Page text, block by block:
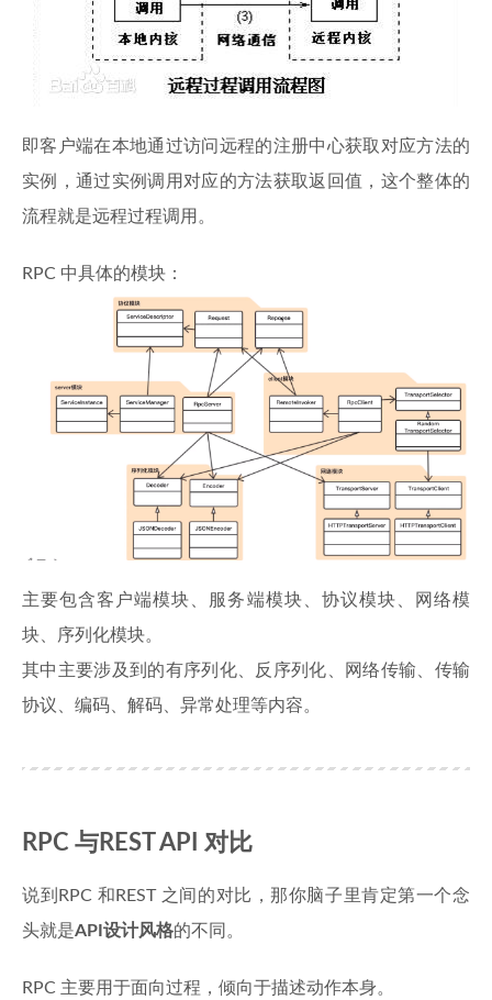
即客户端在本地通过访问远程的注册中心获取对应方法的
实例，通过实例调用对应的方法获取返回值，这个整体的
流程就是远程过程调用。
RPC 中具体的模块：
主要包含客户端模块、服务端模块、协议模块、网络模
块、序列化模块。
其中主要涉及到的有序列化、反序列化、网络传输、传输
协议、编码、解码、异常处理等内容。
RPC 与REST API 对比
说到RPC 和REST 之间的对比，那你脑子里肯定第一个念
头就是API设计风格的不同。
RPC 主要用于面向过程，倾向于描述动作本身。